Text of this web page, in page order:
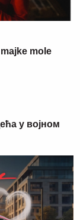
mole
у војном